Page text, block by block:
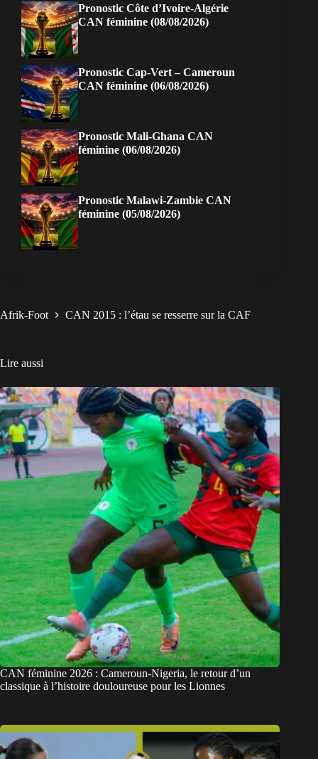
Pronostic Côte d’Ivoire-Algérie
CAN féminine (08/08/2026)
Pronostic Cap-Vert – Cameroun
CAN féminine (06/08/2026)
Pronostic Mali-Ghana CAN
féminine (06/08/2026)
Pronostic Malawi-Zambie CAN
féminine (05/08/2026)
Afrik-Foot CAN 2015 : l’étau se resserre sur la CAF
Lire aussi
CAN féminine 2026 : Cameroun-Nigeria, le retour d’un
classique à l’histoire douloureuse pour les Lionnes